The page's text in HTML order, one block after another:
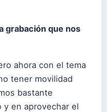
grabación que nos
ahora con el tema
tener movilidad
bastante
en aprovechar el